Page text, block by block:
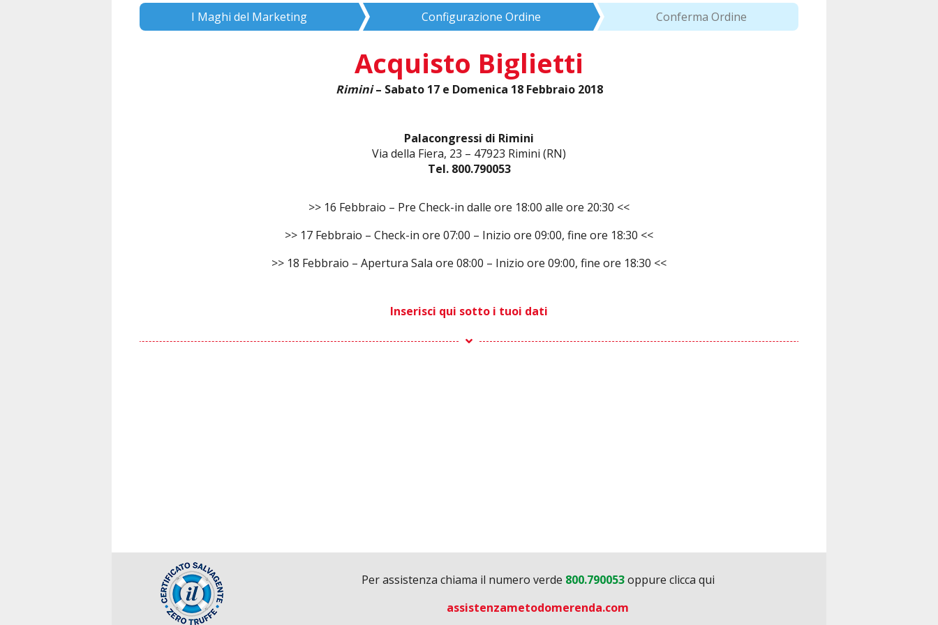
I Maghi del Marketing Configurazione Ordine Conferma Ordine
Acquisto Biglietti
Rimini– Sabato 17 e Domenica 18 Febbraio 2018
Palacongressi di Rimini
Via della Fiera, 23 – 47923 Rimini (RN)
Tel. 800.790053
>> 16 Febbraio – Pre Check-in dalle ore 18:00 alle ore 20:30 <<
>> 17 Febbraio – Check-in ore 07:00 – Inizio ore 09:00, fine ore 18:30 <<
>> 18 Febbraio – Apertura Sala ore 08:00 – Inizio ore 09:00, fine ore 18:30 <<
Inserisci qui sotto i tuoi dati
Per assistenza chiama il numero verde 800.790053oppure clicca qui
assistenzametodomerenda.com